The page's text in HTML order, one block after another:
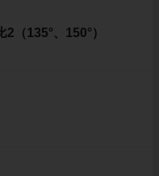
（135°、150°）